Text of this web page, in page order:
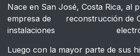
Nace en San José, Costa Rica, al
empresa de reconstrucción de
instalaciones
Luego con la mayor parte de sus